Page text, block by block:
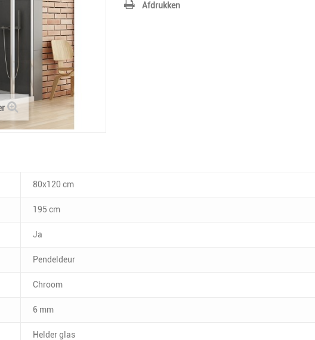
Afdrukken
80x120 cm
195 cm
Ja
Pendeldeur
Chroom
6 mm
Helder glas